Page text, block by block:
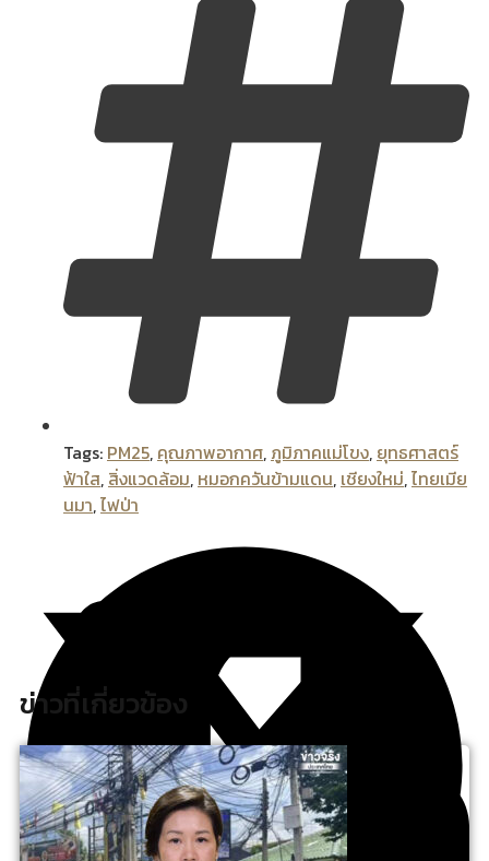
Tags: PM25, คุณภาพอากาศ, ภูมิภาคแม่โขง, ยุทธศาสตร์
ฟ้าใส, สิ่งแวดล้อม, หมอกควันข้ามแดน, เชียงใหม่,ไทยเมีย
นมา,ไฟป่า
ข่าวที่เกี่ยวข้อง